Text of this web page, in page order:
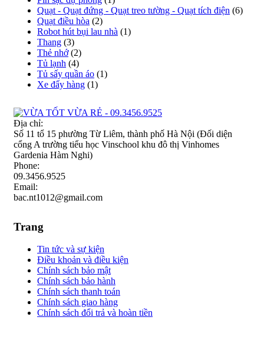
Quạt - Quạt đứng - Quạt treo tường - Quạt tích điện (6)
Quạt điều hòa (2)
Robot hút bụi lau nhà (1)
Thang (3)
Thẻ nhớ (2)
Tủ lạnh (4)
Tủ sấy quần áo (1)
Xe đẩy hàng (1)
Địa chỉ:
Số 11 tổ 15 phường Từ Liêm, thành phố Hà Nội (Đối diện
cổng A trường tiểu học Vinschool khu đô thị Vinhomes
Gardenia Hàm Nghi)
Phone:
09.3456.9525
Email:
bac.nt1012@gmail.com
Trang
Tin tức và sự kiện
Điều khoản và điều kiện
Chính sách bảo mật
Chính sách bảo hành
Chính sách thanh toán
Chính sách giao hàng
Chính sách đổi trả và hoàn tiền